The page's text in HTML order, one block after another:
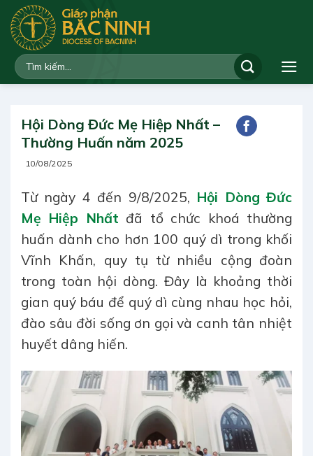
qua
dung
Hội Dòng Đức Mẹ Hiệp Nhất –
Thường Huấn năm 2025
10/08/2025
Từ ngày 4 đến 9/8/2025, Hội Dòng Đức
Mẹ Hiệp Nhất đã tổ chức khoá thường
huấn dành cho hơn 100 quý dì trong khối
Vĩnh Khấn, quy tụ từ nhiều cộng đoàn
trong toàn hội dòng. Đây là khoảng thời
gian quý báu để quý dì cùng nhau học hỏi,
đào sâu đời sống ơn gọi và canh tân nhiệt
huyết dâng hiến.